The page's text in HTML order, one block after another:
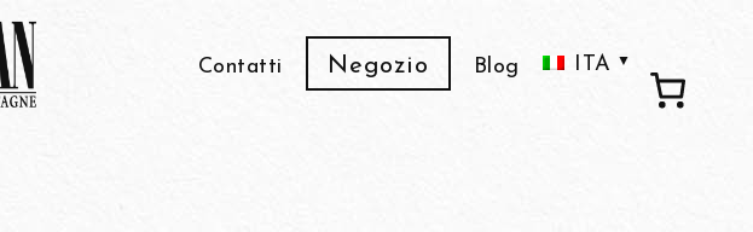
Contatti Negozio Blog
ITA